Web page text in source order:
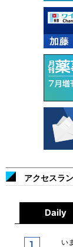
アクセスラ
Daily
い